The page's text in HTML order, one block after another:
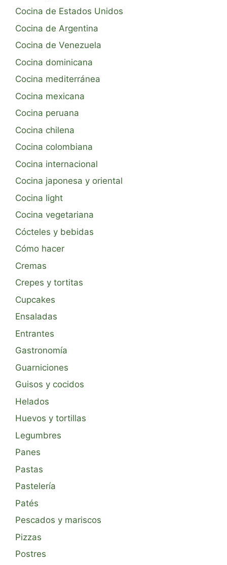
Cocina de Estados Unidos
Cocina de Argentina
Cocina de Venezuela
Cocina dominicana
Cocina mediterránea
Cocina mexicana
Cocina peruana
Cocina chilena
Cocina colombiana
Cocina internacional
Cocina japonesa y oriental
Cocina light
Cocina vegetariana
Cócteles y bebidas
Cómo hacer
Cremas
Crepes y tortitas
Cupcakes
Ensaladas
Entrantes
Gastronomía
Guarniciones
Guisos y cocidos
Helados
Huevos y tortillas
Legumbres
Panes
Pastas
Pastelería
Patés
Pescados y mariscos
Pizzas
Postres